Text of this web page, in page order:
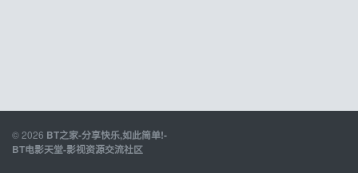
© 2026 BT之家-分享快乐,如此简单!-
BT电影天堂-影视资源交流社区